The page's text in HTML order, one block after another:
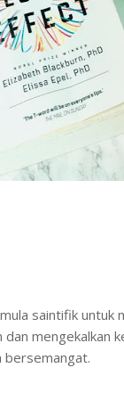
saintifik untuk
dan mengekalkan
bersemangat.